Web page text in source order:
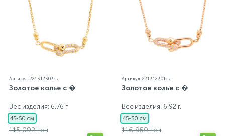
Артикул: 221312303cz
Золотое колье с �
Вес изделия: 6,76 г.
45-50 см
115 092 грн
Артикул: 221312301cz
Золотое колье с �
Вес изделия: 6,92 г.
45-50 см
116 950 грн